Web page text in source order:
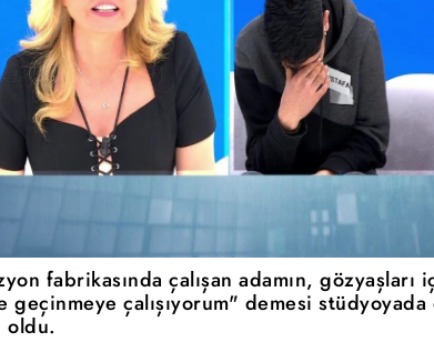
fabrikasında çalışan adamın, gözyaşları
geçinmeye çalışıyorum" demesi
oldu.